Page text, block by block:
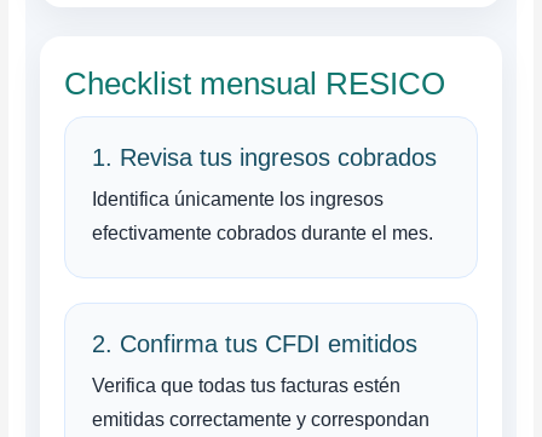
Checklist mensual RESICO
1. Revisa tus ingresos cobrados
Identifica únicamente los ingresos
efectivamente cobrados durante el mes.
2. Confirma tus CFDI emitidos
Verifica que todas tus facturas estén
emitidas correctamente y correspondan